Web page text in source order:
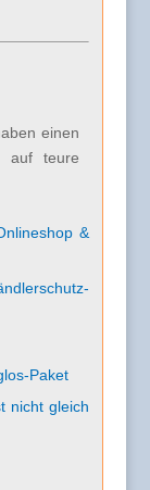
einen
auf teure
&
Paket
nicht gleich